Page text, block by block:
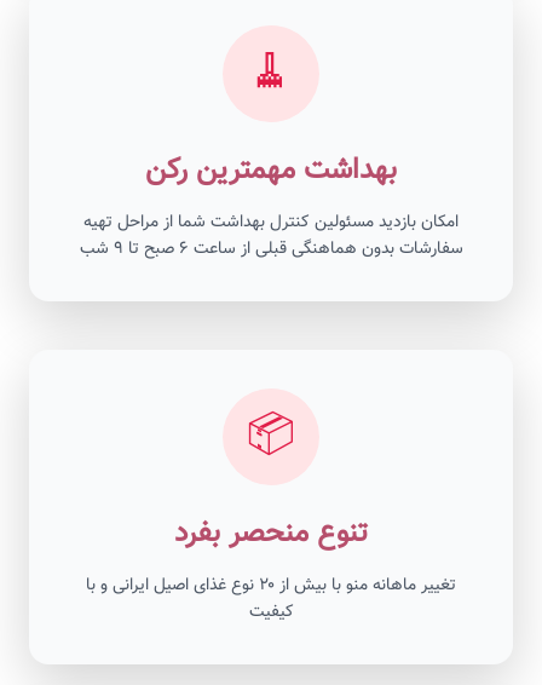
🧹
بهداشت مهمترین رکن
امکان بازدید مسئولین کنترل بهداشت شما از مراحل تهیه
سفارشات بدون هماهنگی قبلی از ساعت ۶ صبح تا ۹ شب
📦
تنوع منحصر بفرد
تغییر ماهانه منو با بیش از ۲۰ نوع غذای اصیل ایرانی و با
کیفیت